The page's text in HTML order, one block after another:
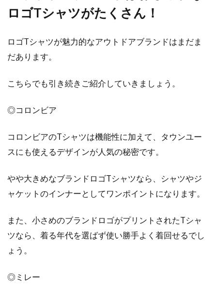
ロゴTシャツがたくさん！
ロゴTシャツが魅力的なアウトドアブランドはまだま
だあります。
こちらでも引き続きご紹介していきましょう。
◎コロンビア
コロンビアのTシャツは機能性に加えて、タウンユー
スにも使えるデザインが人気の秘密です。
やや大きめなブランドロゴTシャツなら、シャツやジ
ャケットのインナーとしてワンポイントになります。
また、小さめのブランドロゴがプリントされたTシャ
ツなら、着る年代を選ばず使い勝手よく着回せるでし
ょう。
◎ミレー